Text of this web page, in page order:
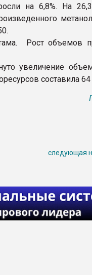
на 6,8%. На
Рост объемов
увеличение
составила
следующая